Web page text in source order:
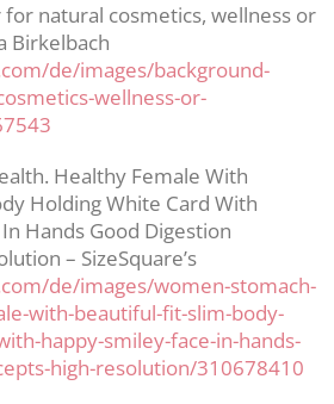
natural cosmetics, wellness or
Birkelbach
de/images/background-
wellness-or-
Healthy Female With
Holding White Card With
Hands Good Digestion
– SizeSquare’s
de/images/women-stomach-
with-beautiful-fit-slim-body-
happy-smiley-face-in-hands-
high-resolution/310678410